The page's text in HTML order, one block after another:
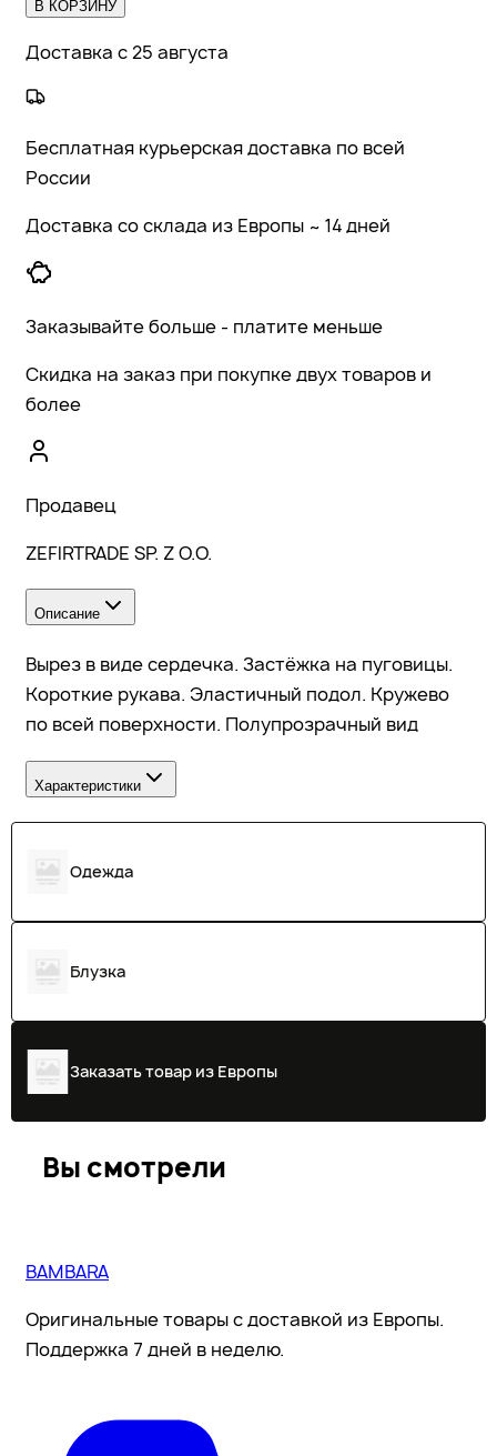
В КОРЗИНУ
Доставка с 25 августа
Бесплатная курьерская доставка по всей
России
Доставка со склада из Европы ~ 14 дней
Заказывайте больше - платите меньше
Скидка на заказ при покупке двух товаров и
более
Продавец
ZEFIRTRADE SP. Z O.O.
Описание
Вырез в виде сердечка. Застёжка на пуговицы.
Короткие рукава. Эластичный подол. Кружево
по всей поверхности. Полупрозрачный вид
Характеристики
Одежда
Блузка
Заказать товар из Европы
Вы смотрели
BAMBARA
Оригинальные товары с доставкой из Европы.
Поддержка 7 дней в неделю.